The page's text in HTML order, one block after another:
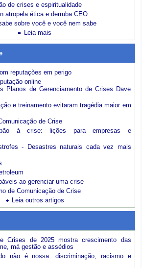
de crises e espiritualidade
atropela ética e derruba CEO
sobre você e você nem sabe
Leia mais
reputações em perigo
online
Planos de Gerenciamento de Crises Dave
e treinamento evitaram tragédia maior em
de Crise
à crise: lições para empresas e
-
Desastres naturais cada vez mais
ao gerenciar uma crise
de Comunicação de Crise
Leia outros artigos
Crises de 2025 mostra crescimento das
má gestão e assédios
não é nossa: discriminação, racismo e